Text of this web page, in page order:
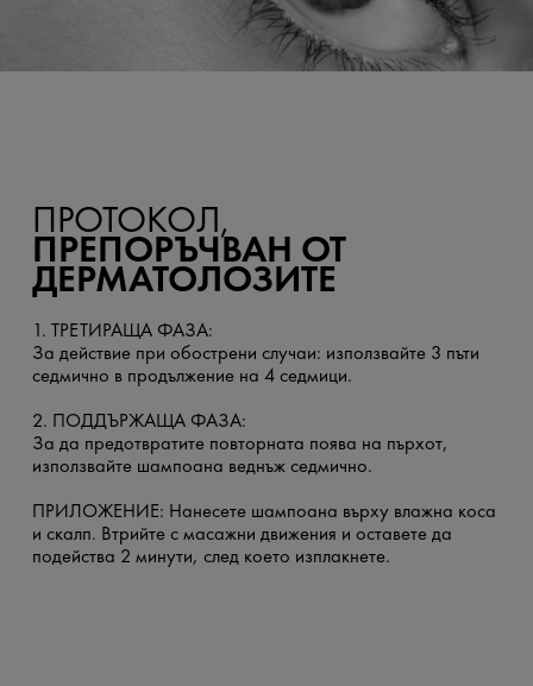
ПРОТОКОЛ,
ПРЕПОРЪЧВАН ОТ
ДЕРМАТОЛОЗИТЕ
1. ТРЕТИРАЩА ФАЗА:
За действие при обострени случаи: използвайте 3 пъти
седмично в продължение на 4 седмици.
2. ПОДДЪРЖАЩА ФАЗА:
За да предотвратите повторната поява на пърхот,
използвайте шампоана веднъж седмично.
ПРИЛОЖЕНИЕ: Нанесете шампоана върху влажна коса
и скалп. Втрийте с масажни движения и оставете да
подейства 2 минути, след което изплакнете.